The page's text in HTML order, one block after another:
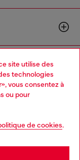
site utilise des
technologies
vous consentez à
ou pour
de cookies.
Language: FR
it seems you